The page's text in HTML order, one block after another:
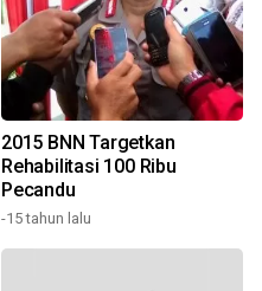
2015 BNN Targetkan
Rehabilitasi 100 Ribu
Pecandu
-15 tahun lalu